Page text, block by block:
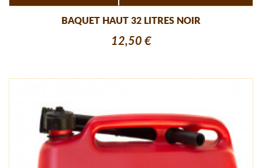
BAQUET HAUT 32 LITRES NOIR
12,50 €